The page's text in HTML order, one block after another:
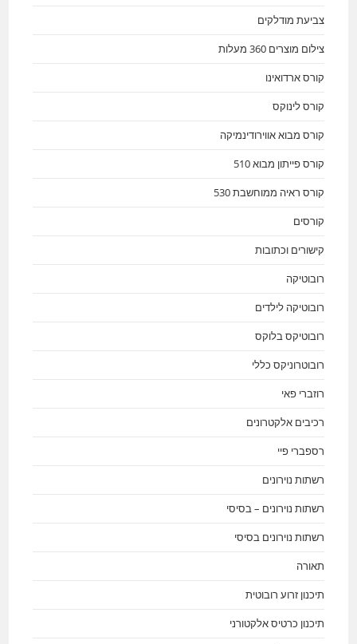
צביעת מודלקים
צילום מוצרים 360 מעלות
קורס ארדואינו
קורס לינוקס
קורס מבוא אווירודינמיקה
קורס פייתון מבוא 510
קורס ראיה ממוחשבת 530
קורסים
קישורים וכתובות
רובוטיקה
רובוטיקה לילדים
רובוטיקס בלוקס
רובוטרוניקס כללי
רוזברי פאי
רכיבים אלקטרונים
רספברי פיי
רשתות נוירונים
רשתות נוירונים – בסיסי
רשתות נוירונים בסיסי
תאורה
תיכנון זרוע רובוטית
תיכנון כרטיס אלקטורני